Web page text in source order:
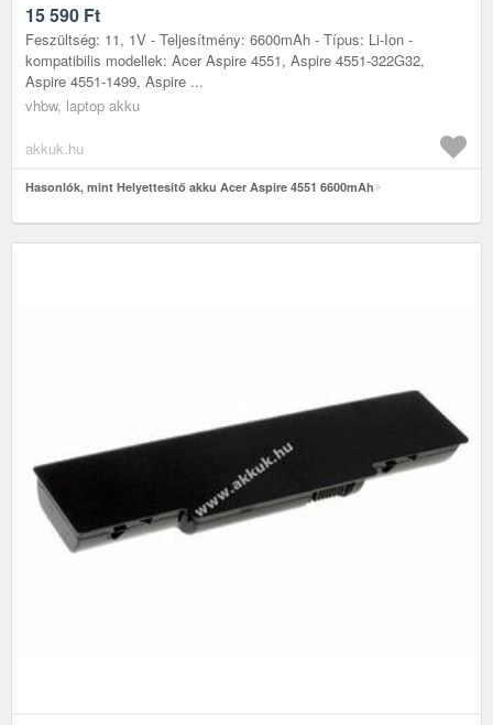
15 590 Ft
Feszültség: 11, 1V - Teljesítmény: 6600mAh - Típus: Li-Ion -
kompatibilis modellek: Acer Aspire 4551, Aspire 4551-322G32,
Aspire 4551-1499, Aspire ...
vhbw, laptop akku
akkuk.hu
Hasonlók, mint Helyettesítő akku Acer Aspire 4551 6600mAh